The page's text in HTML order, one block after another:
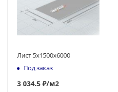
Лист 5х1500х6000
Под заказ
3 034.5 ₽/м2